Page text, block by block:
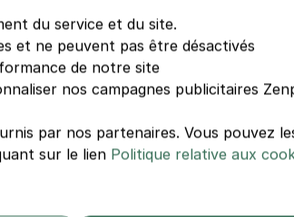
Folies
Notre-
du service et du site.
et ne peuvent pas être désactivés
de notre site
nos campagnes publicitaires
par nos partenaires. Vous pouvez
sur le lien Politique relative aux